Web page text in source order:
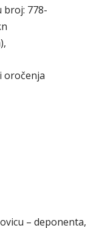
778-
oročenja
– deponenta,